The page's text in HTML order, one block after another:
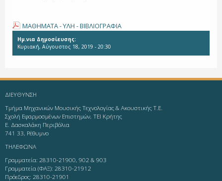
ΜΑΘΗΜΑΤΑ - ΥΛΗ - ΒΙΒΛΙΟΓΡΑΦΙΑ
Ημ.νια Δημοσίευσης:
Κυριακή, Αύγουστος 18, 2019 - 20:30
ΔΙΕΥΘΥΝΣΗ
Τμήμα Μηχανικών Μουσικής Τεχνολογίας & Ακουστικής Τ.Ε.
Σχολή Εφαρμοσμένων Επιστημών, ΤΕΙ Κρήτης
Ε. Δασκαλάκη Περιβόλια
741 33, Ρέθυμνο
ΤΗΛΕΦΩΝΑ
Γραμματεία: 28310-21900, 902 & 903
Γραμματεία (ΦΑΞ): 28310-21912
Πρόεδρος: 28310-21901